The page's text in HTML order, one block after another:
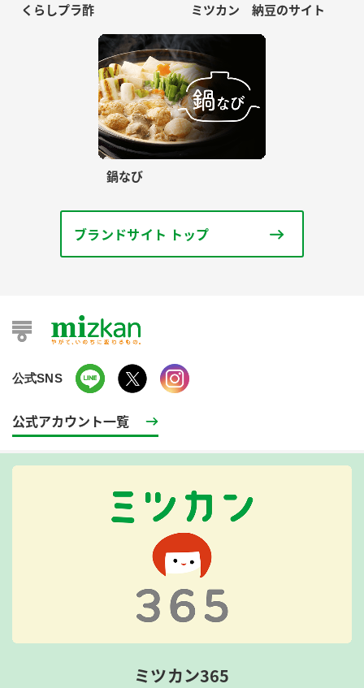
くらしプラ酢 ミツカン 納豆のサイト
鍋なび
ブランドサイト トップ
公式SNS
公式アカウント一覧
ミツカン365